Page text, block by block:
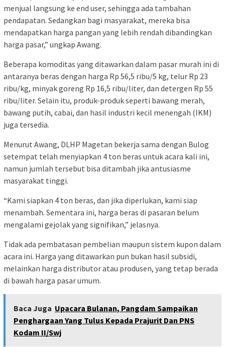
menjual langsung ke end user, sehingga ada tambahan
pendapatan. Sedangkan bagi masyarakat, mereka bisa
mendapatkan harga pangan yang lebih rendah dibandingkan
harga pasar,” ungkap Awang.
Beberapa komoditas yang ditawarkan dalam pasar murah ini di
antaranya beras dengan harga Rp 56,5 ribu/5 kg, telur Rp 23
ribu/kg, minyak goreng Rp 16,5 ribu/liter, dan detergen Rp 55
ribu/liter. Selain itu, produk-produk seperti bawang merah,
bawang putih, cabai, dan hasil industri kecil menengah (IKM)
juga tersedia.
Menurut Awang, DLHP Magetan bekerja sama dengan Bulog
setempat telah menyiapkan 4 ton beras untuk acara kali ini,
namun jumlah tersebut bisa ditambah jika antusiasme
masyarakat tinggi.
“Kami siapkan 4 ton beras, dan jika diperlukan, kami siap
menambah. Sementara ini, harga beras di pasaran belum
mengalami gejolak yang signifikan,” jelasnya.
Tidak ada pembatasan pembelian maupun sistem kupon dalam
acara ini. Harga yang ditawarkan pun bukan hasil subsidi,
melainkan harga distributor atau produsen, yang tetap berada
di bawah harga pasar umum.
Baca Juga Upacara Bulanan, Pangdam Sampaikan
Penghargaan Yang Tulus Kepada Prajurit Dan PNS
Kodam II/Swj